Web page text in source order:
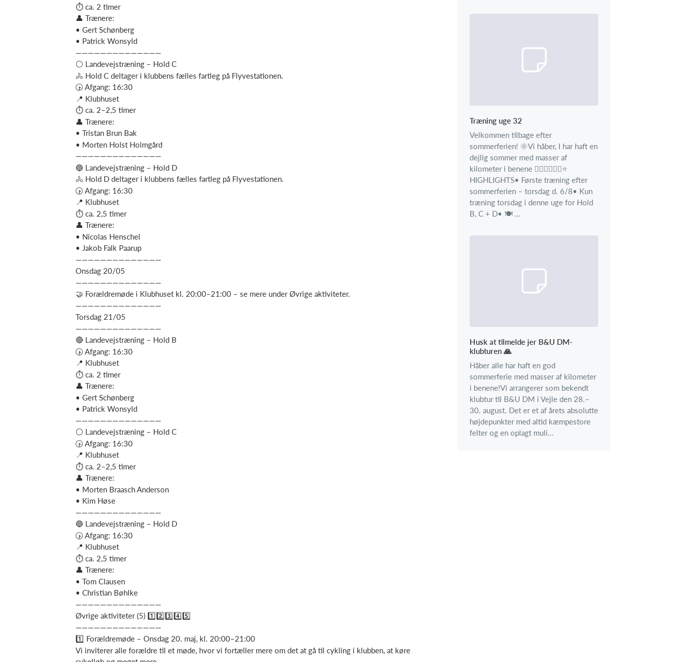
⏱ ca. 2 timer
👤 Trænere:
• Gert Schønberg
• Patrick Wonsyld
——————————————
⚪ Landevejstræning – Hold C
🚴 Hold C deltager i klubbens fælles fartleg på Flyvestationen.
🕟 Afgang: 16:30
📍 Klubhuset
⏱ ca. 2–2,5 timer
👤 Trænere:
• Tristan Brun Bak
• Morten Holst Holmgård
——————————————
🔵 Landevejstræning – Hold D
🚴 Hold D deltager i klubbens fælles fartleg på Flyvestationen.
🕟 Afgang: 16:30
📍 Klubhuset
⏱ ca. 2,5 timer
👤 Trænere:
• Nicolas Henschel
• Jakob Falk Paarup
——————————————
Onsdag 20/05
——————————————
🤝 Forældremøde i Klubhuset kl. 20:00–21:00 – se mere under Øvrige aktiviteter.
——————————————
Torsdag 21/05
——————————————
🔴 Landevejstræning – Hold B
🕟 Afgang: 16:30
📍 Klubhuset
⏱ ca. 2 timer
👤 Trænere:
• Gert Schønberg
• Patrick Wonsyld
——————————————
⚪ Landevejstræning – Hold C
🕟 Afgang: 16:30
📍 Klubhuset
⏱ ca. 2–2,5 timer
👤 Trænere:
• Morten Braasch Anderson
• Kim Høse
——————————————
🔵 Landevejstræning – Hold D
🕟 Afgang: 16:30
📍 Klubhuset
⏱ ca. 2,5 timer
👤 Trænere:
• Tom Clausen
• Christian Bøhlke
——————————————
Øvrige aktiviteter (5) 1️⃣2️⃣3️⃣4️⃣5️⃣
——————————————
1️⃣ Forældremøde – Onsdag 20. maj, kl. 20:00–21:00
Vi inviterer alle forældre til et møde, hvor vi fortæller mere om det at gå til cykling i klubben, at køre
Træning uge 32
Velkommen tilbage efter
sommerferien! 🌞Vi håber, I har haft en
dejlig sommer med masser af
kilometer i benene 🚴‍♂️🚴‍♂️🚴‍♂️⭐
HIGHLIGHTS• Første træning efter
sommerferien – torsdag d. 6/8• Kun
træning torsdag i denne uge for Hold
B, C + D• 🍽️ ...
Husk at tilmelde jer B&U DM-
klubturen 🙏
Håber alle har haft en god
sommerferie med masser af kilometer
i benene!Vi arrangerer som bekendt
klubtur til B&U DM i Vejle den 28.–
30. august. Det er et af årets absolutte
højdepunkter med altid kæmpestore
felter og en oplagt muli...